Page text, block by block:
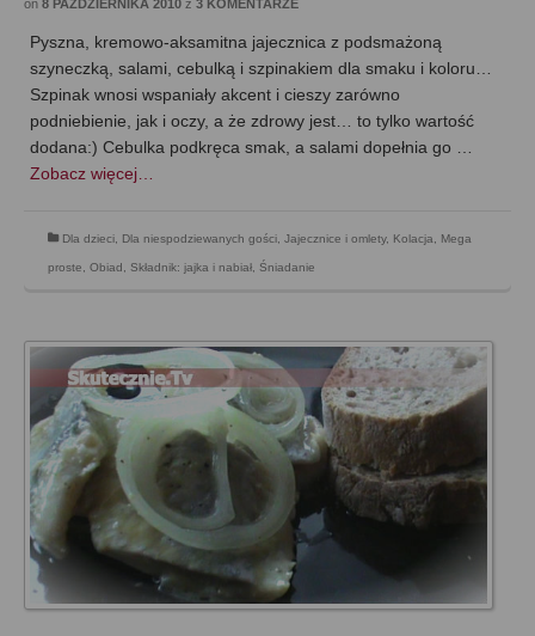
on 8 PAŹDZIERNIKA 2010 z 3 KOMENTARZE
Pyszna, kremowo-aksamitna jajecznica z podsmażoną
szyneczką, salami, cebulką i szpinakiem dla smaku i koloru…
Szpinak wnosi wspaniały akcent i cieszy zarówno
podniebienie, jak i oczy, a że zdrowy jest… to tylko wartość
dodana:) Cebulka podkręca smak, a salami dopełnia go …
Zobacz więcej…
Dla dzieci Dla niespodziewanych gości Jajecznice i omlety, Kolacja Mega
proste Obiad Składnik: jajka i nabiał Śniadanie